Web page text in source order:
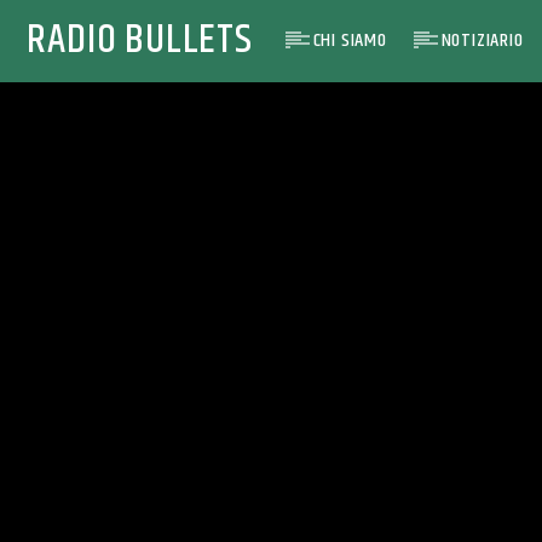
RADIO BULLETS CHI SIAMO NOTIZIARIO